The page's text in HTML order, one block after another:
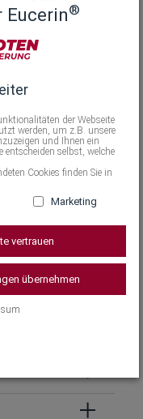
mit Lipiden,
glatt und
abgeschuppt
zieht
ist
vor
Die
Haut als auch
Pilaris und als
®
der Webseite
werden, um z.B. unsere
und Ihnen ein
entscheiden selbst, welche
Cookies finden Sie in
Marketing
vertrauen
übernehmen